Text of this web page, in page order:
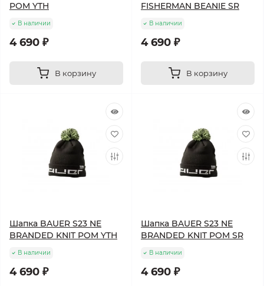
POM YTH
В наличии
4 690 ₽
В корзину
FISHERMAN BEANIE SR
В наличии
4 690 ₽
В корзину
Шапка BAUER S23 NE
BRANDED KNIT POM YTH
В наличии
4 690 ₽
Шапка BAUER S23 NE
BRANDED KNIT POM SR
В наличии
4 690 ₽